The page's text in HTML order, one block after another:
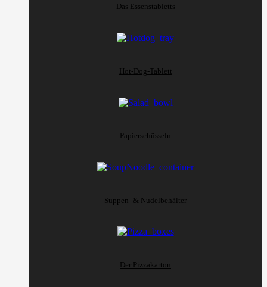
Das Essenstabletts
Hot-Dog-Tablett
Papierschüsseln
Suppen- & Nudelbehälter
Der Pizzakarton